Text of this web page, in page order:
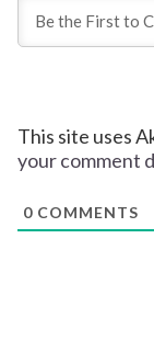
This site uses
your comment
0 COMMENTS